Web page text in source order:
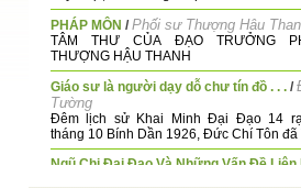
PHÁP MÔN /Phối sư Thượng Hâu
TÂM THƯ CỦA ĐẠO TRƯỞNG
THƯỢNG HẬU THANH
Giáo sư là người dạy dỗ chư tín đồ . . . /
Tường
Đêm lịch sử Khai Minh Đại Đạo 14
tháng 10 Bính Dần 1926, Đức Chí Tôn đã
Ngũ Chi Đại Đạo Và Những Vấn Đề Liên